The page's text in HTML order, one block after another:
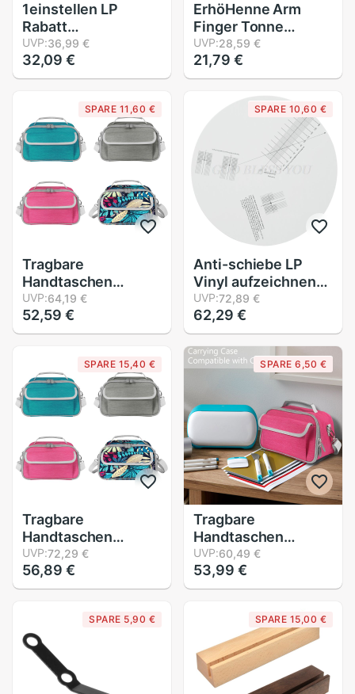
1einstellen LP
Rabatt
Plattenspieler
Phono
Plattenspieler
Ableitungskabel für
Plattenspieler
N7MC
UVP:36,99 €
32,09 €
ErhöHenne Arm
Finger Tonne
wählen hoch Vinyl
LP Plattenspieler
Headshell Teil
Phonographen
Zubehör für Tonarm
UVP:28,59 €
21,79 €
SPARE 11,60 €
Tragbare
Handtaschen
Tragen fallen
Kasten Lagerung
Shulder Tasche mit
Freude
UVP:64,19 €
52,59 €
SPARE 10,60 €
Anti-schiebe LP
Vinyl aufzeichnen
aufsammeln
Kalibrierung Platte
Abstand Messgerät
Winkelmesser
Einstellung
Werkzeug Lineal für
Plattenspieler
Zubehör
UVP:72,89 €
62,29 €
SPARE 15,40 €
Tragbare
Handtaschen
Tragen fallen
Kasten Lagerung
Shulder Tasche mit
UVP:72,29 €
56,89 €
SPARE 6,50 €
Tragbare
Handtaschen
Tragen fallen
Kasten Lagerung
Shulder Tasche mit
Freude N0HC
UVP:60,49 €
53,99 €
SPARE 5,90 € SPARE 15,00 €